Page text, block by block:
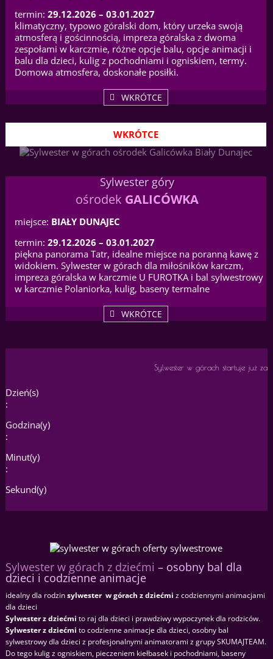
termin: 29.12.2026 – 03.01.2027
klimatyczny, typowo góralski dom, który urzeka swoją
atmosferą i gościnnością, impreza góralska z dwoma
zespołami w karczmie, różne opcje balu, opcje animacji i
balu dla dzieci, kulig z pochodniami i ogniskiem, termy.
Domowa atmosfera, doskonałe posiłki.
WKRÓTCE
WKRÓTCE
Sylwester góry
ośrodekGALICÓWKA
miejsce: BIAŁY DUNAJEC
termin: 29.12.2026 – 03.01.2027
piękna panorama Tatr, idealne miejsce na poranną kawę z
widokiem. Sylwester w górach dla miłośników karczm,
impreza góralska w karczmie U FUROTKA i bal sylwestrowy
w karczmie Polaniorka, kulig, baseny termalne
WKRÓTCE
Sylwester w górach startuje już za
Dzień(s)
:
Godzina(y)
:
Minut(y)
:
Sekund(y)
Sylwester w górach z dziećmi – osobny bal dla
dzieci i codzienne animacje
idealny dla rodzinsylwester w górach z dziećmi z codziennymi animacjami
dla dzieci
Sylwester z dziećmi to raj dla dzieci i prawdziwy wypoczynek dla rodziców.
Sylwester z dziećmi to codzienne animacje dla dzieci, osobny bal
sylwestrowy dla dzieci z profesjonalnymi animatorami z grupy SKUMAJTEAM.
Do tego kulig z ogniskiem, pieczeniem kiełbasek i pochodniami, baseny